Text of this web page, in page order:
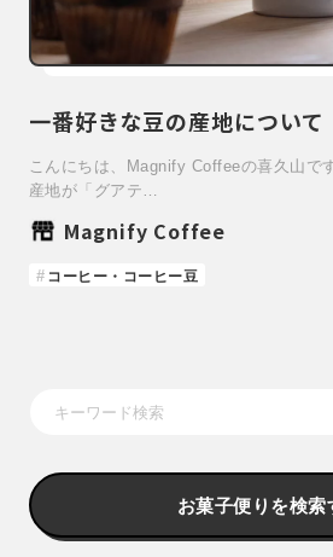
一番好きな豆の産地について
こんにちは、Magnify Coffeeの喜久山で
産地が「グアテ…
Magnify Coffee
コーヒー・コーヒー豆
お菓子便りを検索